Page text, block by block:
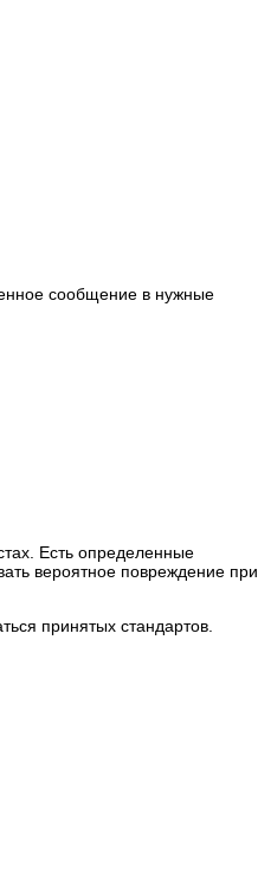
сообщение в нужные
Есть определенные
вероятное повреждение при
принятых стандартов.